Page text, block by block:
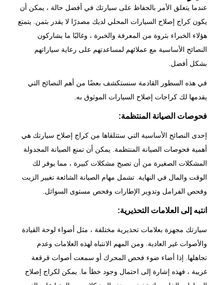
عندما يتعلق الأمر بالحفاظ على سيارتك في أفضل حالة ، يمكن أن
يكون كراج إصلاح السيارات المحلي لديك مصدرًا لا يقدر بثمن. يتمتع
هؤلاء الخبراء بثروة من المعرفة والخبرة ، وغالبًا ما يشاركون
النصائح الأساسية مع عملائهم لمساعدتهم على رعاية سياراتهم
بشكل أفضل.
في هذه السطور القادمة سنستكشف بعضًا من أهم النصائح التي
يقدمها لك كراجات إصلاح السيارات الموثوق به.
فحوصات الصيانة المنتظمة:
إحدى النصائح الأساسية التي ستتلقاها من كراج إصلاح سيارتك هي
أهمية فحوصات الصيانة المنتظمة. يمكن أن تمنع الصيانة المجدولة
المشكلات الصغيرة من أن تصبح مشكلات كبيرة ، مما يوفر لك
الوقت والمال في النهاية. تشمل مهام الصيانة الشائعة تغيير الزيت
وفحص الفرامل وتدوير الإطارات وفحص مستوى السوائل.
انتبه إلى العلامات التحذيرية:
سيارتك مجهزة بعلامات تحذيرية مختلفة ، مثل أضواء لوحة القيادة
والأصوات غير العادية. ومن المهم الانتباه لهذه العلامات وعدم
تجاهلها. إذا أضاء ضوء فحص المحرك أو سمعت أصوات قرقعة
غريبة ، فهذه إشارة إلى احتمال وجود خطأ ما. يمكن لكراج إصلاح